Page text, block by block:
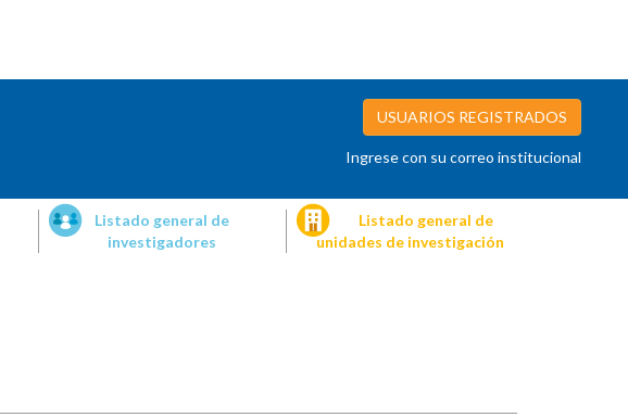
USUARIOS REGISTRADOS
Ingrese con su correo institucional
Listado general de
investigadores
Listado general de
unidades de investigación